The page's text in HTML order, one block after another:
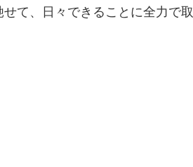
て、日々できることに全力で取